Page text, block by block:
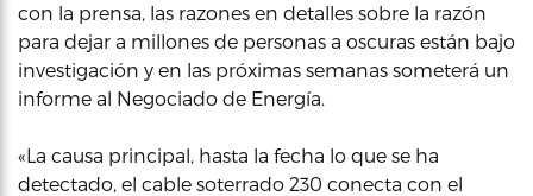
con la prensa, las razones en detalles sobre la razón
para dejar a millones de personas a oscuras están bajo
investigación y en las próximas semanas someterá un
informe al Negociado de Energía.
«La causa principal, hasta la fecha lo que se ha
detectado, el cable soterrado 230 conecta con el